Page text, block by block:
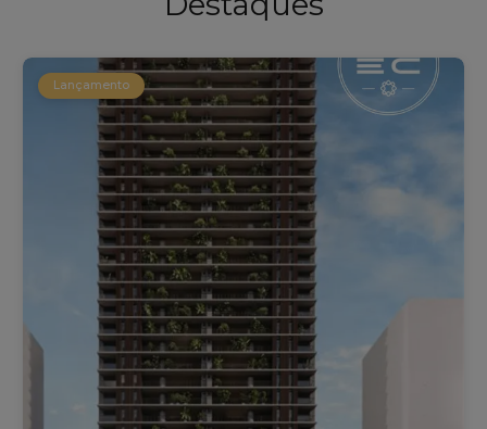
Lançamento